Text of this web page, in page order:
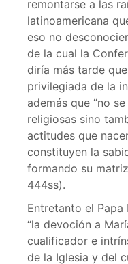
remontarse a las
latinoamericana
eso no
de la cual la
diría más tarde
privilegiada de la
además que “no
religiosas sino
actitudes que
constituyen la
formando su
444ss).
Entretanto el Papa
“la devoción a
cualificador e
de la Iglesia y del